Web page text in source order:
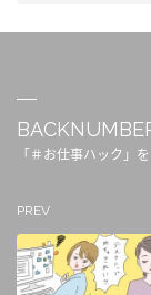
「＃お仕事ハック」
PREV